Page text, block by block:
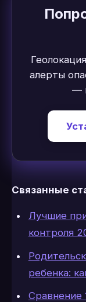
алерты
—
Связанные
Лучшие
контроля
ребенка:
Сравнение